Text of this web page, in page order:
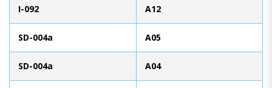
I-092 A12
SD-004a A05
SD-004a A04